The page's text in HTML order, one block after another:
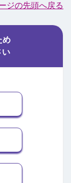
ジの先頭へ戻る
め
い